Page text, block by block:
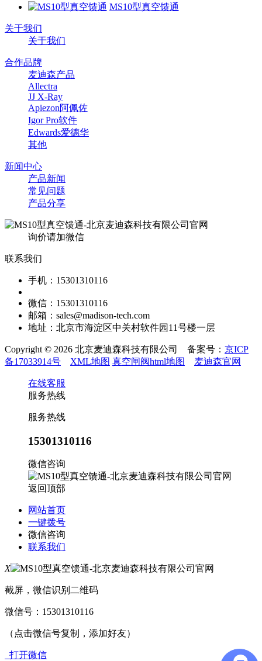
MS10型真空馈通
关于我们
关于我们
合作品牌
麦迪森产品
Allectra
JJ X-Ray
Apiezon阿佩佐
Igor Pro软件
Edwards爱德华
其他
新闻中心
产品新闻
常见问题
产品分享
询价请加微信
联系我们
手机：15301310116
微信：15301310116
邮箱：sales@madison-tech.com
地址：北京市海淀区中关村软件园11号楼一层
Copyright © 2026 北京麦迪森科技有限公司 备案号： 京ICP
备17033914号
XML地图 真空闸阀html地图 麦迪森官网
在线客服
服务热线
服务热线
15301310116
微信咨询
返回顶部
网站首页
一键拨号
微信咨询
联系我们
X
截屏，微信识别二维码
微信号： 15301310116
（点击微信号复制，添加好友）
打开微信